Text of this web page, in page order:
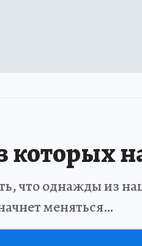
которых
что однажды из
меняться…